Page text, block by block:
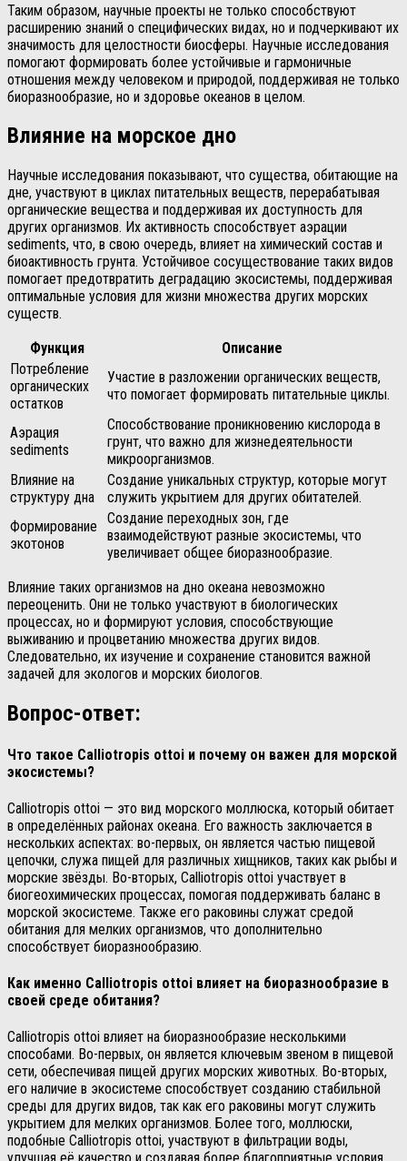
Таким образом, научные проекты не только способствуют
расширению знаний о специфических видах, но и подчеркивают их
значимость для целостности биосферы. Научные исследования
помогают формировать более устойчивые и гармоничные
отношения между человеком и природой, поддерживая не только
биоразнообразие, но и здоровье океанов в целом.
Влияние на морское дно
Научные исследования показывают, что существа, обитающие на
дне, участвуют в циклах питательных веществ, перерабатывая
органические вещества и поддерживая их доступность для
других организмов. Их активность способствует аэрации
sediments, что, в свою очередь, влияет на химический состав и
биоактивность грунта. Устойчивое сосуществование таких видов
помогает предотвратить деградацию экосистемы, поддерживая
оптимальные условия для жизни множества других морских
существ.
Функция
Описание
Потребление
органических
остатков
Участие в разложении органических веществ,
что помогает формировать питательные циклы.
Аэрация
sediments
Способствование проникновению кислорода в
грунт, что важно для жизнедеятельности
микроорганизмов.
Влияние на
структуру дна
Создание уникальных структур, которые могут
служить укрытием для других обитателей.
Формирование
экотонов
Создание переходных зон, где
взаимодействуют разные экосистемы, что
увеличивает общее биоразнообразие.
Влияние таких организмов на дно океана невозможно
переоценить. Они не только участвуют в биологических
процессах, но и формируют условия, способствующие
выживанию и процветанию множества других видов.
Следовательно, их изучение и сохранение становится важной
задачей для экологов и морских биологов.
Вопрос-ответ:
Что такое Calliotropis ottoi и почему он важен для морской
экосистемы?
Calliotropis ottoi — это вид морского моллюска, который обитает
в определённых районах океана. Его важность заключается в
нескольких аспектах: во-первых, он является частью пищевой
цепочки, служа пищей для различных хищников, таких как рыбы и
морские звёзды. Во-вторых, Calliotropis ottoi участвует в
биогеохимических процессах, помогая поддерживать баланс в
морской экосистеме. Также его раковины служат средой
обитания для мелких организмов, что дополнительно
способствует биоразнообразию.
Как именно Calliotropis ottoi влияет на биоразнообразие в
своей среде обитания?
Calliotropis ottoi влияет на биоразнообразие несколькими
способами. Во-первых, он является ключевым звеном в пищевой
сети, обеспечивая пищей других морских животных. Во-вторых,
его наличие в экосистеме способствует созданию стабильной
среды для других видов, так как его раковины могут служить
укрытием для мелких организмов. Более того, моллюски,
подобные Calliotropis ottoi, участвуют в фильтрации воды,